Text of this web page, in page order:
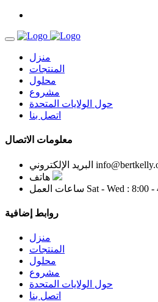
منزل
المنتجات
محلول
مشروع
حول الولايات المتحدة
اتصل بنا
معلومات الاتصال
البريد الإلكتروني
هاتف
ساعات العمل Sat - Wed : 8:00 -
روابط إضافية
منزل
المنتجات
محلول
مشروع
حول الولايات المتحدة
اتصل بنا